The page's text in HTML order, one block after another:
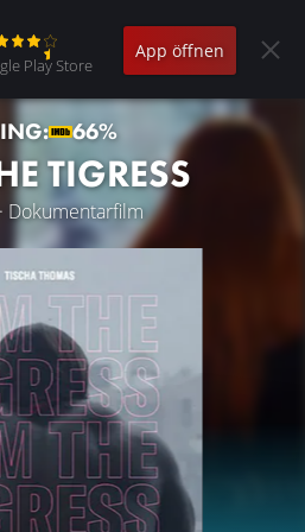
Play Store
App öffnen
66%
TIGRESS
Dokumentarfilm